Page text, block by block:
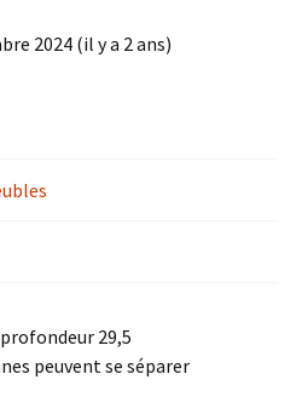
2024 (il y a 2 ans)
29,5
peuvent se séparer